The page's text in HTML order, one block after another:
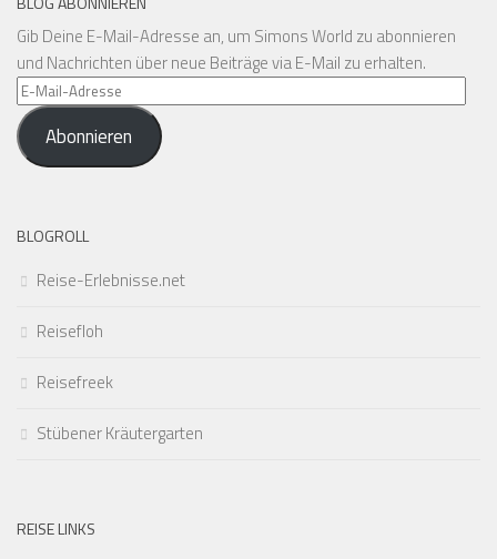
Gib Deine E-Mail-Adresse an, um Simons World zu abonnieren
und Nachrichten über neue Beiträge via E-Mail zu erhalten.
E-
Mail-
AdresseAbonnieren
BLOGROLL
Reise-Erlebnisse.net
Reisefloh
Reisefreek
Stübener Kräutergarten
REISE LINKS